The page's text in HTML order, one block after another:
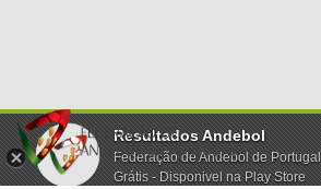
Resultados Andebol
Federação de Andebol de Portugal
Grátis - Disponivel na Play Store